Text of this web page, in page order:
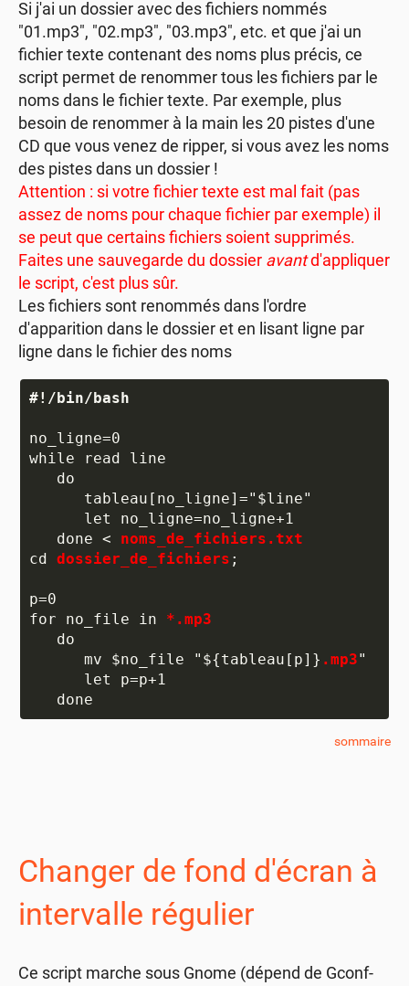
Si j'ai un dossier avec des fichiers nommés
"01.mp3", "02.mp3", "03.mp3", etc. et que j'ai un
fichier texte contenant des noms plus précis, ce
script permet de renommer tous les fichiers par le
noms dans le fichier texte. Par exemple, plus
besoin de renommer à la main les 20 pistes d'une
CD que vous venez de ripper, si vous avez les noms
des pistes dans un dossier !
Attention : si votre fichier texte est mal fait (pas
assez de noms pour chaque fichier par exemple) il
se peut que certains fichiers soient supprimés.
Faites une sauvegarde du dossier avantd'appliquer
le script, c'est plus sûr.
Les fichiers sont renommés dans l'ordre
d'apparition dans le dossier et en lisant ligne par
ligne dans le fichier des noms
#!/bin/bash
no_ligne=0
while read line
   done <
noms_de_fichiers.txt
cd dossier_de_fichiers ;
p=0
for no_file in *.mp3
      mv $no_file "${tableau[p]}
.mp3"
sommaire
Changer de fond d'écran à
intervalle régulier
Ce script marche sous Gnome (dépend de Gconf-